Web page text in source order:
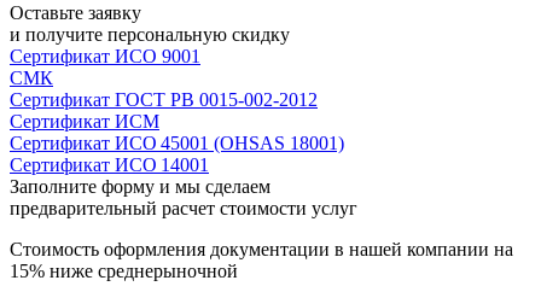
Оставьте заявку
и получите персональную скидку
Сертификат ИСО 9001
СМК
Сертификат ГОСТ РВ 0015-002-2012
Сертификат ИСМ
Сертификат ИСО 45001 (OHSAS 18001)
Сертификат ИСО 14001
Заполните форму и мы сделаем
предварительный расчет стоимости услуг
Стоимость оформления документации в нашей компании на
15% ниже среднерыночной